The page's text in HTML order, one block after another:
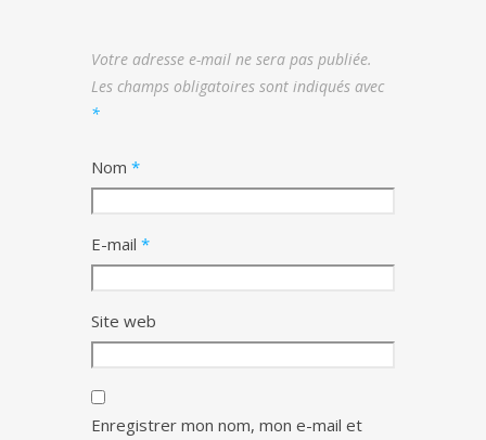
Votre adresse e-mail ne sera pas publiée.
Les champs obligatoires sont indiqués avec
*
Nom *
E-mail *
Site web
Enregistrer mon nom, mon e-mail et